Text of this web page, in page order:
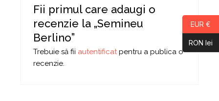
Fii primul care adaugi o
recenzie la „Semineu
Berlino”
Trebuie să fii autentificatpentru a publica o
recenzie.
EUR €
RON lei